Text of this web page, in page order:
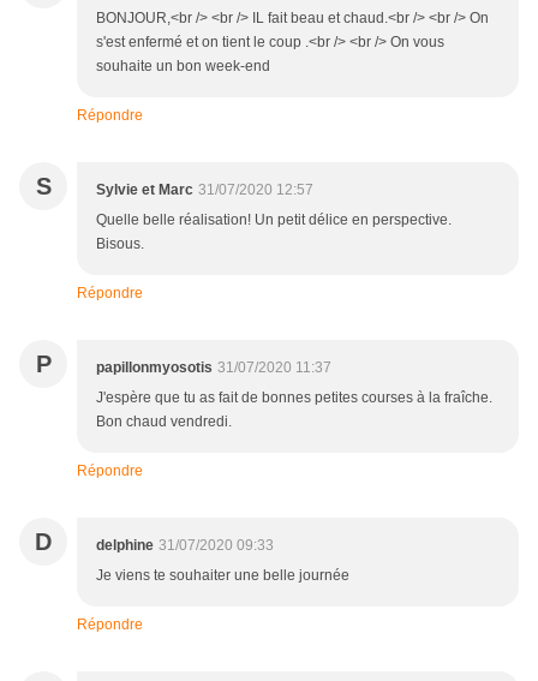
BONJOUR,<br /> <br /> IL fait beau et chaud.<br /> <br /> On
s'est enfermé et on tient le coup .<br /> <br /> On vous
souhaite un bon week-end
Répondre
S Sylvie et Marc 31/07/2020 12:57
Quelle belle réalisation! Un petit délice en perspective.
Bisous.
Répondre
P papillonmyosotis 31/07/2020 11:37
J'espère que tu as fait de bonnes petites courses à la fraîche.
Bon chaud vendredi.
Répondre
D delphine 31/07/2020 09:33
Je viens te souhaiter une belle journée
Répondre